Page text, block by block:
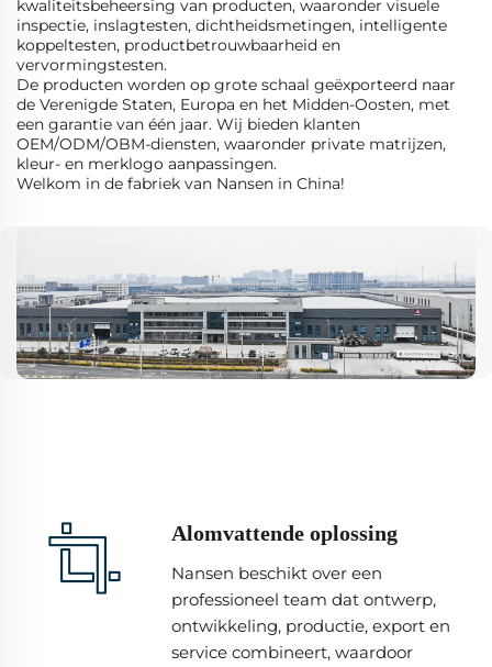
kwaliteitsbeheersing van producten, waaronder visuele
inspectie, inslagtesten, dichtheidsmetingen, intelligente
koppeltesten, productbetrouwbaarheid en
vervormingstesten.
De producten worden op grote schaal geëxporteerd naar
de Verenigde Staten, Europa en het Midden-Oosten, met
een garantie van één jaar. Wij bieden klanten
OEM/ODM/OBM-diensten, waaronder private matrijzen,
kleur- en merklogo aanpassingen.
Welkom in de fabriek van Nansen in China!
Alomvattende oplossing
Nansen beschikt over een
professioneel team dat ontwerp,
ontwikkeling, productie, export en
service combineert, waardoor